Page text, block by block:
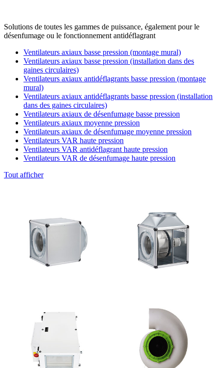
Solutions de toutes les gammes de puissance, également pour le
désenfumage ou le fonctionnement antidéflagrant
Ventilateurs axiaux basse pression (montage mural)
Ventilateurs axiaux basse pression (installation dans des
gaines circulaires)
Ventilateurs axiaux antidéflagrants basse pression (montage
mural)
Ventilateurs axiaux antidéflagrants basse pression (installation
dans des gaines circulaires)
Ventilateurs axiaux de désenfumage basse pression
Ventilateurs axiaux moyenne pression
Ventilateurs axiaux de désenfumage moyenne pression
Ventilateurs VAR haute pression
Ventilateurs VAR antidéflagrant haute pression
Ventilateurs VAR de désenfumage haute pression
Tout afficher